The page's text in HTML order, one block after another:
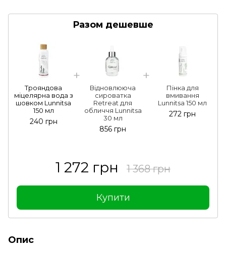
Разом дешевше
Трояндова
міцелярна вода з
шовком Lunnitsa
150 мл
240 грн
Відновлююча
сироватка
Retreat для
обличчя Lunnitsa
30 мл
856 грн
Пінка для
вмивання
Lunnitsa 150 мл
272 грн
1 272 грн 1 368 грн
Купити
Опис